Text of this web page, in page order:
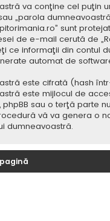
va conţine cel puţin
„parola
sunt
de e-mail cerută de
ce informaţii din contul
automat de
este cifrată (hash
este mijlocul de
phpBB sau o terţă
vă va genera o
dumneavoastră.